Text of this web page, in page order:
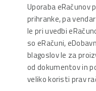
Uporaba eRačunov
prihranke, pa
le pri uvedbi
so eRačuni,
blagoslov le za
od dokumentov in
veliko koristi prav